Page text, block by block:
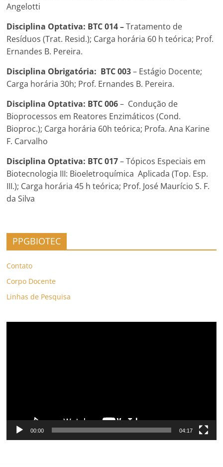
Angelotti
Disciplina Optativa: BTC 014 –Tratamento de
Resíduos (Trat. Resid.); Carga horária 60 h teórica; Prof.
Ernandes B. Pereira.
Disciplina Obrigatória: BTC 003– Estágio Docente;
Carga horária 30h; Prof. Ernandes B. Pereira.
Disciplina Optativa: BTC 006– Condução de
Bioprocessos em Reatores Enzimáticos (Cond.
Bioproc.); Carga horária 60h teórica; Profa. Ana Karine
F. Carvalho
Disciplina Optativa: BTC 017– Tópicos Especiais em
Biotecnologia III: Bioeletroquímica Aplicada (Top. Esp.
III.); Carga horária 45 h teórica; Prof. José Maurício S. F.
da Silva
PPGBIOTEC
Contato
Corpo Docente
Linhas de Pesquisa
00:00 04:17